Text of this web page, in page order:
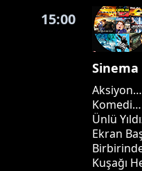
15:00
Sinema
Komedi…
Ünlü
Ekran
Kuşağı